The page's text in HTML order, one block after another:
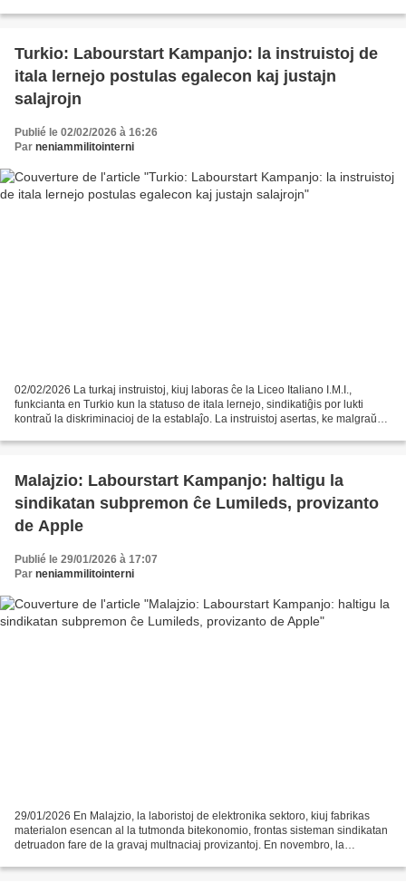
Turkio: Labourstart Kampanjo: la instruistoj de
itala lernejo postulas egalecon kaj justajn
salajrojn
Publié le 02/02/2026 à 16:26
Par neniammilitointerni
02/02/2026 La turkaj instruistoj, kiuj laboras ĉe la Liceo Italiano I.M.I.,
funkcianta en Turkio kun la statuso de itala lernejo, sindikatiĝis por lukti
kontraŭ la diskriminacioj de la establaĵo. La instruistoj asertas, ke malgraŭ
Malajzio: Labourstart Kampanjo: haltigu la
sindikatan subpremon ĉe Lumileds, provizanto
de Apple
Publié le 29/01/2026 à 17:07
Par neniammilitointerni
29/01/2026 En Malajzio, la laboristoj de elektronika sektoro, kiuj fabrikas
materialon esencan al la tutmonda bitekonomio, frontas sisteman sindikatan
detruadon fare de la gravaj multnaciaj provizantoj. En novembro, la